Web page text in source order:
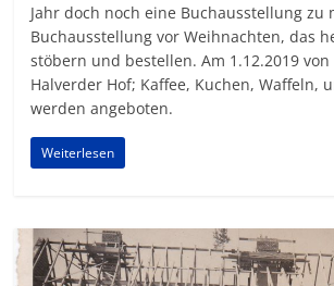
Jahr doch noch eine Buchausstellung zu
Buchausstellung vor Weihnachten, das
stöbern und bestellen. Am 1.12.2019
Halverder Hof; Kaffee, Kuchen, Waffeln,
werden angeboten.
Weiterlesen